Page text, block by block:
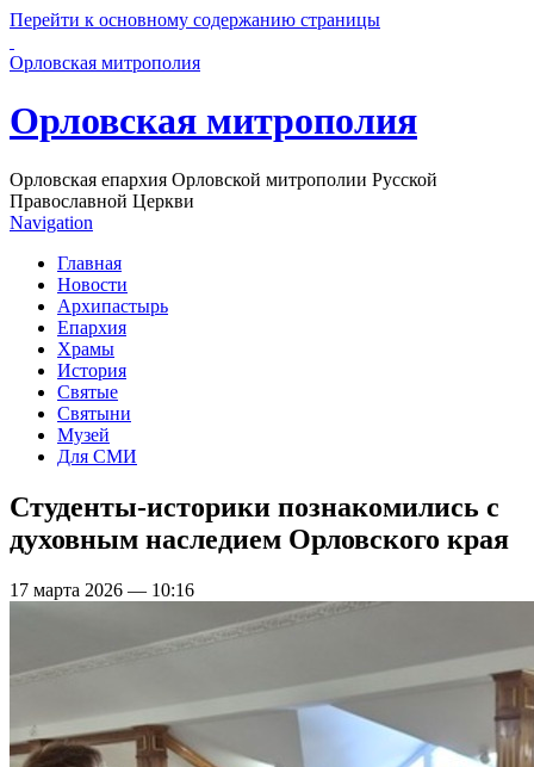
Перейти к основному содержанию страницы
Орловская митрополия
Орловская митрополия
Орловская епархия Орловской митрополии Русской
Православной Церкви
Navigation
Главная
Новости
Архипастырь
Епархия
Храмы
История
Святые
Святыни
Музей
Для СМИ
Студенты-историки познакомились с
духовным наследием Орловского края
17 марта 2026 — 10:16